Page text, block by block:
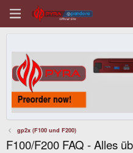
gp2x (F100 und F200)
F100/F200 FAQ - Alles